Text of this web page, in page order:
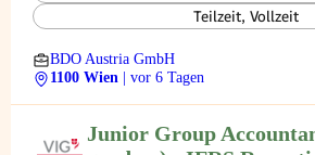
Teilzeit, Vollzeit
BDO Austria GmbH
1100 Wien
| vor 6 Tagen
Junior Group